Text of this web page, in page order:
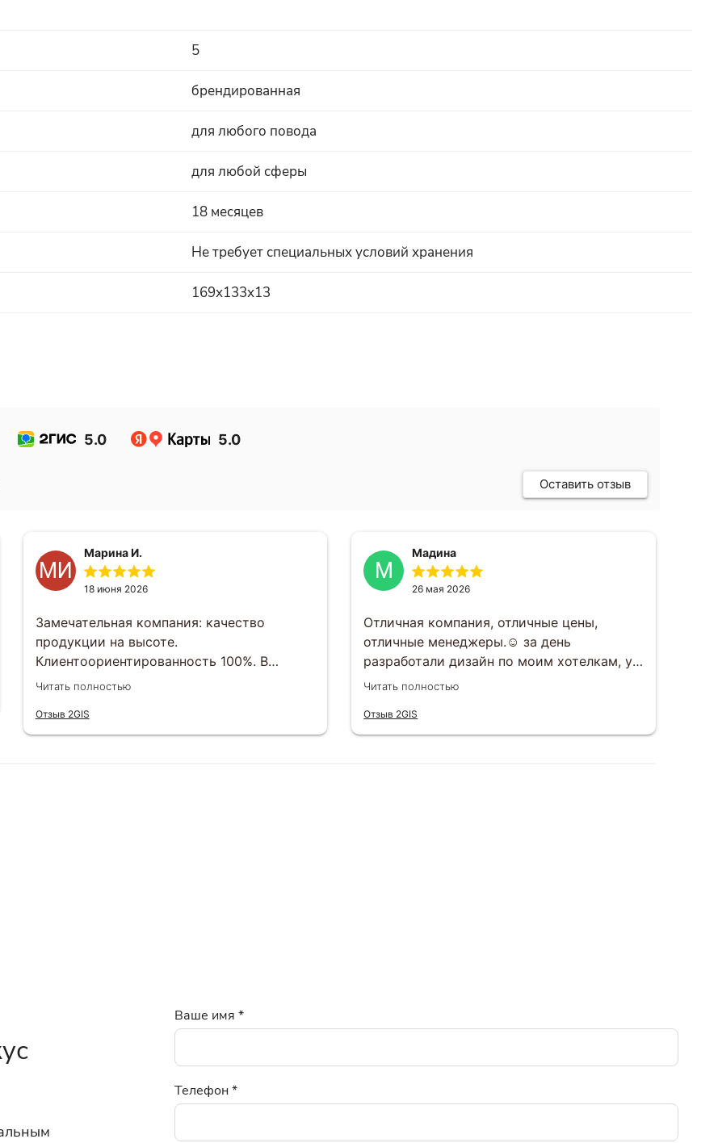
5
брендированная
для любого повода
для любой сферы
18 месяцев
Не требует специальных условий хранения
169х133х13
5.0 5.0
Оставить отзыв
МИ
Марина И.
18 июня 2026
Замечательная компания: качество
продукции на высоте.
Клиентоориентированность 100%. В
индивидуальном порядке любой вопрос
оперативно , сроки выполнения заказов
тоже соблюдаются. Будем еще заказывать
Читать полностью
Отзыв 2GIS
М
Мадина
26 мая 2026
Отличная компания, отличные цены,
отличные менеджеры.☺️ за день
разработали дизайн по моим хотелкам, у
вечеру того же дня все утвердили.
целости, шоколад не растаял, к тому же
очень вкусный)
Читать полностью
Отзыв 2GIS
Ваше имя *
Телефон*